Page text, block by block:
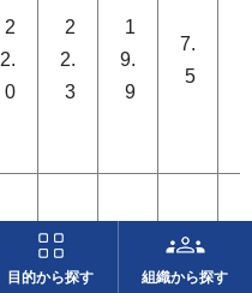
目的から探す 組織から探す
2
2.
0
2
2.
3
1
9.
9
7.
5
9.
1.
6.